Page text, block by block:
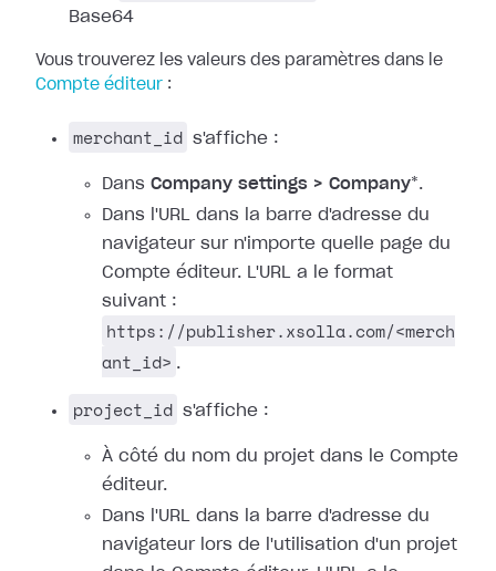
Base64
Vous trouverez les valeurs des paramètres dans le
Compte éditeur :
merchant_id s'affiche :
Dans Company settings > Company*.
Dans l'URL dans la barre d'adresse du
navigateur sur n'importe quelle page du
Compte éditeur. L'URL a le format
suivant :
https://publisher.xsolla.com/<merch
ant_id> .
project_id s'affiche :
À côté du nom du projet dans le Compte
éditeur.
Dans l'URL dans la barre d'adresse du
navigateur lors de l'utilisation d'un projet